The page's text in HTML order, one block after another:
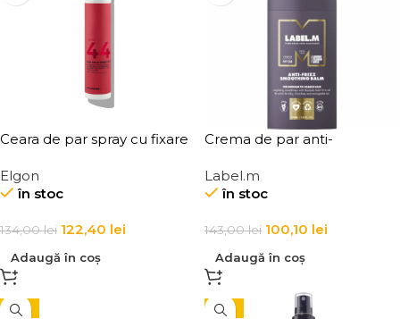
Ceara de par spray cu fixare
Hold Spray Wax
Elgon
în stoc
134,00lei 122,40 lei
Adaugă în coș
Crema de par anti-
Label.m Anti-Frizz
Smoothing Balm
Label.m
în stoc
143,00lei 100,10 lei
Adaugă în coș
-15% -15%